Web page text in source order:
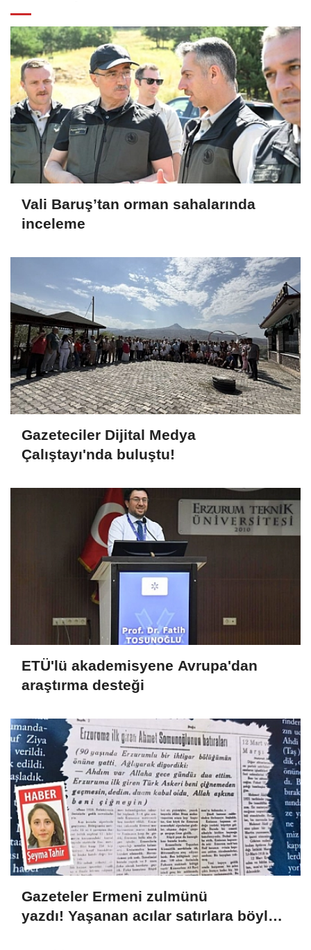
Vali Baruş’tan orman sahalarında
inceleme
Gazeteciler Dijital Medya
Çalıştayı'nda buluştu!
ETÜ'lü akademisyene Avrupa'dan
araştırma desteği
Gazeteler Ermeni zulmünü
yazdı! Yaşanan acılar satırlara böyle